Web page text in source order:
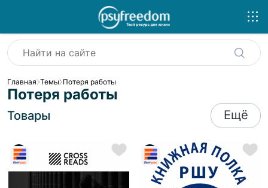
Главная Темы Потеря работы
Потеря работы
Товары Ещё